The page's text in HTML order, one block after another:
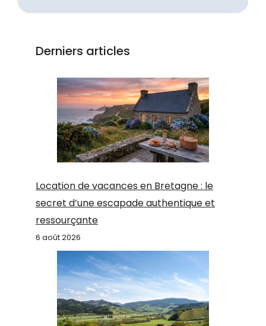
Derniers articles
Location de vacances en Bretagne : le
secret d’une escapade authentique et
ressourçante
6 août 2026